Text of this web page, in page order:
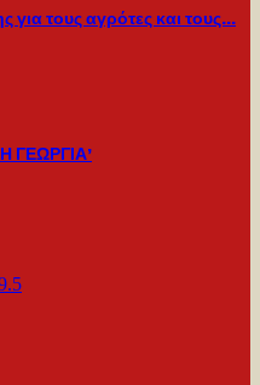
για τους αγρότες και τους…
ΓΕΩΡΓΙΑ’